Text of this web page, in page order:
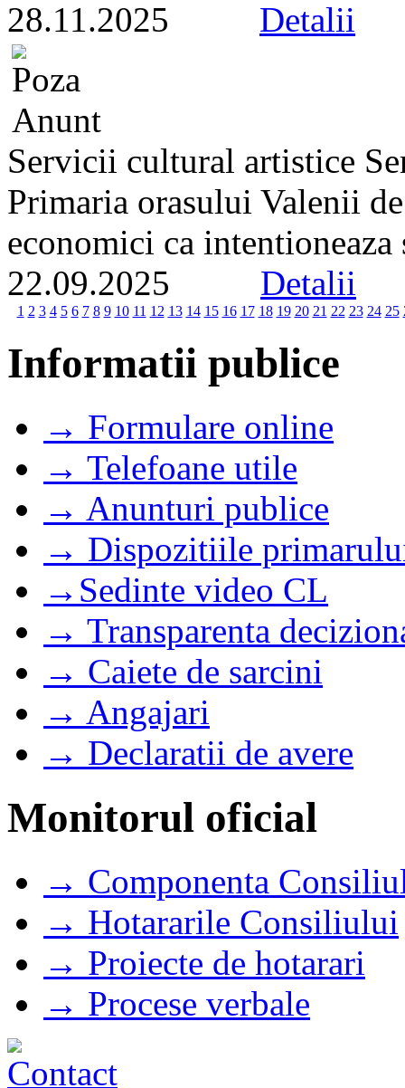
28.11.2025 Detalii
Servicii cultural artistice
Primaria orasului Valenii
economici ca
22.09.2025 Detalii
1 2 3 4 5 6 7 8 9 10 11 12 13 14 15 16 17 18 19 20 21 22 23 24 25
Informatii publice
→ Formulare online
→ Telefoane utile
→ Anunturi publice
→ Dispozitiile
→Sedinte video CL
→ Transparenta
→ Caiete de sarcini
→ Angajari
→ Declaratii de avere
Monitorul oficial
→ Componenta
→ Hotararile Consiliului
→ Proiecte de hotarari
→ Procese verbale